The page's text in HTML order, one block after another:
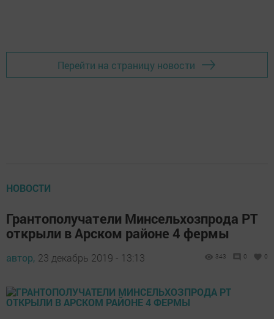
Перейти на страницу новости
НОВОСТИ
Грантополучатели Минсельхозпрода РТ
открыли в Арском районе 4 фермы
автор, 23 декабрь 2019 - 13:13 343 0 0